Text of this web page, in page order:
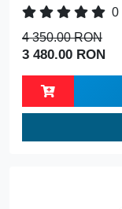
0
4 350.00 RON
3 480.00 RON